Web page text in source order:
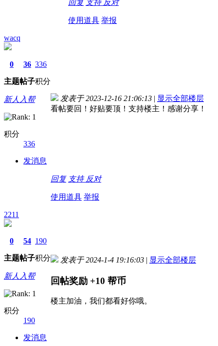
回复 支持 反对
使用道具 举报
wacq
0
主题
36
帖子
336
积分
新人入帮
积分
336
发消息
发表于 2023-12-16 21:06:13 | 显示全部楼层
看帖要回！好贴要顶！支持楼主！感谢分享！
回复 支持 反对
使用道具 举报
2211
0
主题
54
帖子
190
积分
新人入帮
积分
190
发消息
发表于 2024-1-4 19:16:03 | 显示全部楼层
回帖奖励 +10 帮币
楼主加油，我们都看好你哦。